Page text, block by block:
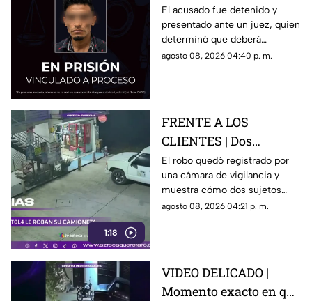
una casa en Santa Rosa
Jáuregui
El acusado fue detenido y
presentado ante un juez, quien
determinó que deberá
permanecer en prisión
agosto 08, 2026 04:40 p. m.
1:18
FRENTE A LOS
CLIENTES | Dos
hombres enc4ñonan a
conductor y se llevan
su camioneta
El robo quedó registrado por
una cámara de vigilancia y
muestra cómo dos sujetos
obligaron a un conductor y a
agosto 08, 2026 04:21 p. m.
VIDEO DELICADO |
Momento exacto en que